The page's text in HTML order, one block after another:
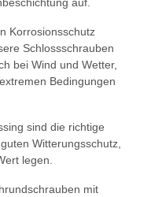
Korrosionsschutz
Schlossschrauben
bei Wind und Wetter,
Bedingungen
sind die richtige
Witterungsschutz,
legen.
mit